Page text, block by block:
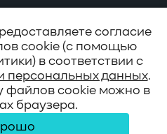
согласие
cookie (с помощью
в соответствии с
персональных данных.
файлов cookie можно в
браузера.